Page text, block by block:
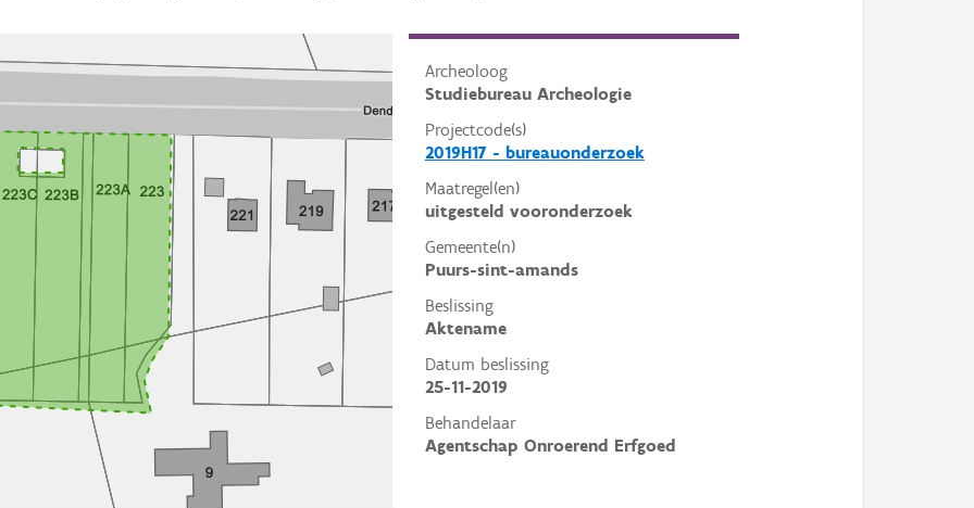
Archeoloog
Studiebureau Archeologie
Projectcode(s)
2019H17 - bureauonderzoek
Maatregel(en)
uitgesteld vooronderzoek
Gemeente(n)
Puurs-sint-amands
Beslissing
Aktename
Datum beslissing
25-11-2019
Behandelaar
Agentschap Onroerend Erfgoed